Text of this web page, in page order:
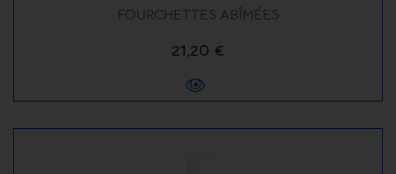
FOURCHETTES ABÎMÉES
21,20 €